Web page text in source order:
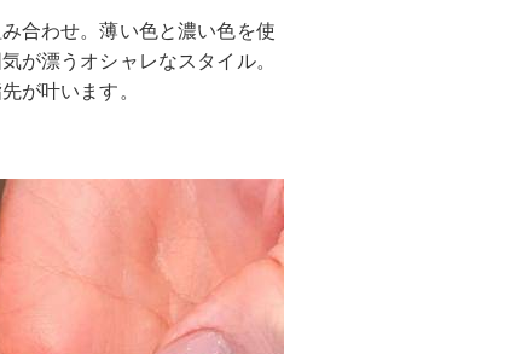
合わせ。薄い色と濃い色を使
が漂うオシャレなスタイル。
が叶います。